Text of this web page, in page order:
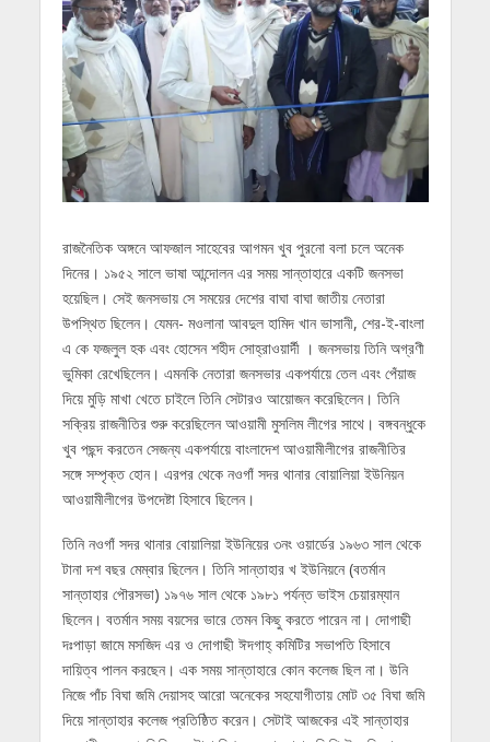
রাজনৈতিক অঙ্গনে আফজাল সাহেবের আগমন খুব পুরনো বলা চলে অনেক
দিনের। ১৯৫২ সালে ভাষা আন্দোলন এর সময় সান্তাহারে একটি জনসভা
হয়েছিল। সেই জনসভায় সে সময়ের দেশের বাঘা বাঘা জাতীয় নেতারা
উপস্থিত ছিলেন। যেমন- মওলানা আবদুল হামিদ খান ভাসানী, শের-ই-বাংলা
এ কে ফজলুল হক এবং হোসেন শহীদ সোহ্‌রাওয়ার্দী । জনসভায় তিনি অগ্রণী
ভুমিকা রেখেছিলেন। এমনকি নেতারা জনসভার একপর্যায়ে তেল এবং পেঁয়াজ
দিয়ে মুড়ি মাখা খেতে চাইলে তিনি সেটারও আয়োজন করেছিলেন। তিনি
সক্রিয় রাজনীতির শুরু করেছিলেন আওয়ামী মুসলিম লীগের সাথে। বঙ্গবন্ধুকে
খুব পছন্দ করতেন সেজন্য একপর্যায়ে বাংলাদেশ আওয়ামীলীগের রাজনীতির
সঙ্গে সম্পৃক্ত হোন। এরপর থেকে নওগাঁ সদর থানার বোয়ালিয়া ইউনিয়ন
আওয়ামীলীগের উপদেষ্টা হিসাবে ছিলেন।
তিনি নওগাঁ সদর থানার বোয়ালিয়া ইউনিয়ের ৩নং ওয়ার্ডের ১৯৬৩ সাল থেকে
টানা দশ বছর মেম্বার ছিলেন। তিনি সান্তাহার খ ইউনিয়নে (বতর্মান
সান্তাহার পৌরসভা) ১৯৭৬ সাল থেকে ১৯৮১ পর্যন্ত ভাইস চেয়ারম্যান
ছিলেন। বতর্মান সময় বয়সের ভারে তেমন কিছু করতে পারেন না। দোগাছী
দঃপাড়া জামে মসজিদ এর ও দোগাছী ঈদগাহ্ কমিটির সভাপতি হিসাবে
দায়িত্ব পালন করছেন। এক সময় সান্তাহারে কোন কলেজ ছিল না। উনি
নিজে পাঁচ বিঘা জমি দেয়াসহ আরো অনেকের সহযোগীতায় মোট ৩৫ বিঘা জমি
দিয়ে সান্তাহার কলেজ প্রতিষ্ঠিত করেন। সেটাই আজকের এই সান্তাহার